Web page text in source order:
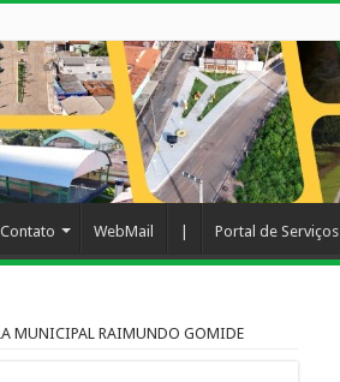
Contato WebMail Portal de Serviços
MUNICIPAL RAIMUNDO GOMIDE